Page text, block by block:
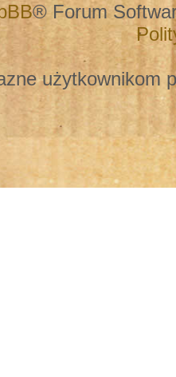
® Forum
użytkownikom